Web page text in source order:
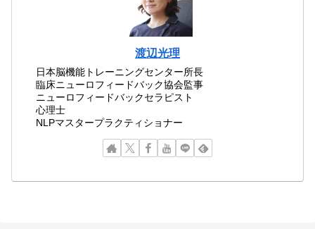
渡辺光理
日本脳機能トレーニングセンター所長
臨床ニューロフィードバック協会監事
ニューロフィードバックセラピスト
心理士
NLPマスタープラクティショナー